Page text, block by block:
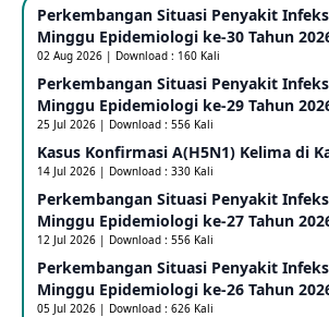
25 May 2026
Update Informasi PHEIC Penyakit
23 May
Penetapan Outbreak Penyakit Ebola di
Uganda Sebagai PHEIC
Outbreak Penyakti Ebola di RD Kongo
16 May 2026
Perkembangan Situasi Penyakit
Minggu Epidemiologi ke-30 Tahun
02 Aug 2026 | Download : 160 Kali
Perkembangan Situasi Penyakit
Minggu Epidemiologi ke-29 Tahun
25 Jul 2026 | Download : 556 Kali
Kasus Konfirmasi A(H5N1) Kelima di
14 Jul 2026 | Download : 330 Kali
Perkembangan Situasi Penyakit
Minggu Epidemiologi ke-27 Tahun
12 Jul 2026 | Download : 556 Kali
Perkembangan Situasi Penyakit
Minggu Epidemiologi ke-26 Tahun
05 Jul 2026 | Download : 626 Kali